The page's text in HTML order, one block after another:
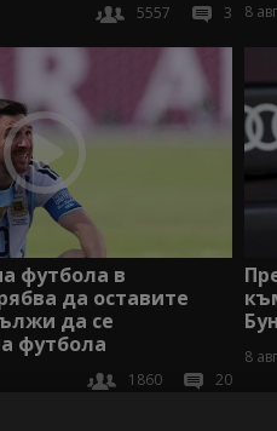
5557 3 8
футбола в
да оставите
да се
футбола
1860 20
8